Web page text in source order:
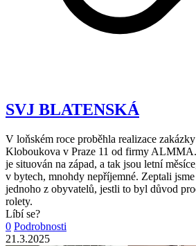
SVJ BLATENSKÁ
V loňském roce proběhla realizace
Kloboukova v Praze 11 od firmy
je situován na západ, a tak jsou letní
v bytech, mnohdy nepříjemné. Zeptali
jednoho z obyvatelů, jestli to byl důvod
rolety.
Líbí se?
0 Podrobnosti
21.3.2025